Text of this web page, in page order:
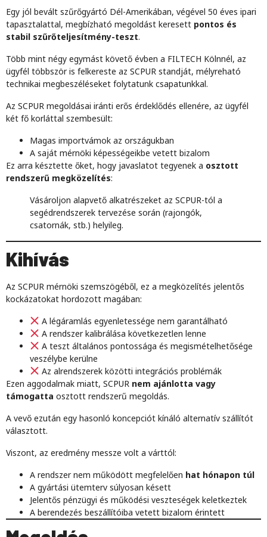
Egy jól bevált szűrőgyártó Dél-Amerikában, végével 50 éves ipari
tapasztalattal, megbízható megoldást keresett pontos és
stabil szűrőteljesítmény-teszt.
Több mint négy egymást követő évben a FILTECH Kölnnél, az
ügyfél többször is felkereste az SCPUR standját, mélyreható
technikai megbeszéléseket folytatunk csapatunkkal.
Az SCPUR megoldásai iránti erős érdeklődés ellenére, az ügyfél
két fő korláttal szembesült:
Magas importvámok az országukban
A saját mérnöki képességeikbe vetett bizalom
Ez arra késztette őket, hogy javaslatot tegyenek a osztott
rendszerű megközelítés:
Vásároljon alapvető alkatrészeket az SCPUR-tól a
segédrendszerek tervezése során (rajongók,
csatornák, stb.) helyileg.
Kihívás
Az SCPUR mérnöki szemszögéből, ez a megközelítés jelentős
kockázatokat hordozott magában:
A légáramlás egyenletessége nem garantálható
A rendszer kalibrálása következetlen lenne
A teszt általános pontossága és megismételhetősége
veszélybe kerülne
Az alrendszerek közötti integrációs problémák
Ezen aggodalmak miatt, SCPUR nem ajánlotta vagy
támogatta osztott rendszerű megoldás.
A vevő ezután egy hasonló koncepciót kínáló alternatív szállítót
választott.
Viszont, az eredmény messze volt a várttól:
A rendszer nem működött megfelelően hat hónapon túl
A gyártási ütemterv súlyosan késett
Jelentős pénzügyi és működési veszteségek keletkeztek
A berendezés beszállítóiba vetett bizalom érintett